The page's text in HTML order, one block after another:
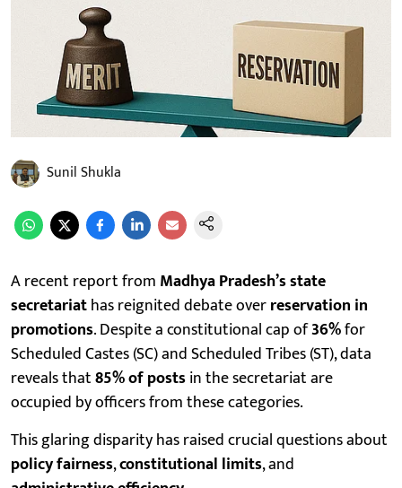
Sunil Shukla
A recent report from Madhya Pradesh’s state
secretariathas reignited debate overreservation in
promotions. Despite a constitutional cap of36%for
Scheduled Castes (SC) and Scheduled Tribes (ST), data
reveals that85% of postsin the secretariat are
occupied by officers from these categories.
This glaring disparity has raised crucial questions about
policy fairness,constitutional limits, and